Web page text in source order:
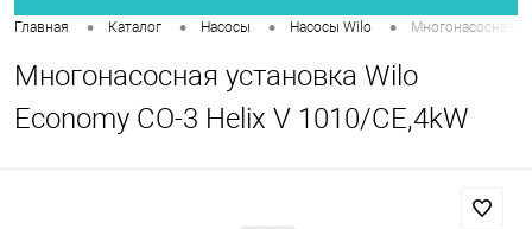
Главная • Каталог • Насосы • Насосы Wilo • Многонасосная
Многонасосная установка Wilo
Economy CO-3 Helix V 1010/CE,4kW